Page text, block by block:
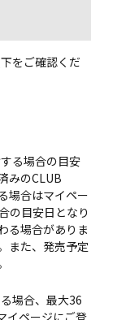
をご確認くだ
る場合の目安
みのCLUB
場合はマイペー
の目安日となり
る場合がありま
また、発売予定
場合、最大36
イページにご登